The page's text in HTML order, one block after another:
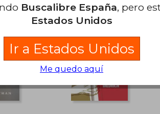
Buscalibre España, pero
Estados Unidos
Ir a Estados Unidos
Me quedo aquí